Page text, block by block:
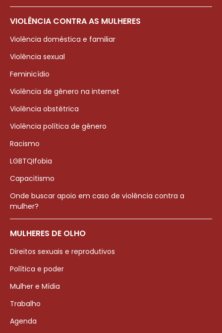
VIOLÊNCIA CONTRA AS MULHERES
Violência doméstica e familiar
Violência sexual
Feminicídio
Violência de gênero na internet
Violência obstétrica
Violência política de gênero
Racismo
LGBTQIfobia
Capacitismo
Onde buscar apoio em caso de violência contra a
mulher?
MULHERES DE OLHO
Direitos sexuais e reprodutivos
Política e poder
Mulher e Mídia
Trabalho
Agenda